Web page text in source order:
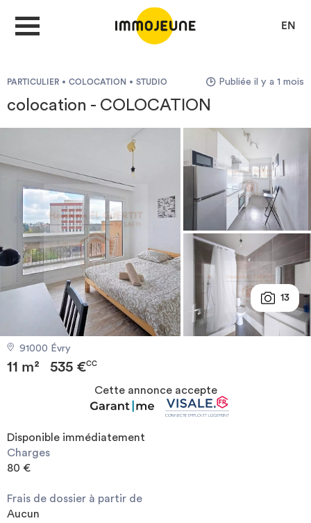
EN
DÉPOSER UNE ANNONCE
Je cherche un logement
Je propose un bien
Villes
Blog
PARTICULIER COLOCATION STUDIO Publiée il y a 1 mois
colocation - COLOCATION
13
91000 Évry
11 m² 535 €CC
Cette annonce accepte
Disponible immédiatement
Charges
80 €
Frais de dossier à partir de
Aucun